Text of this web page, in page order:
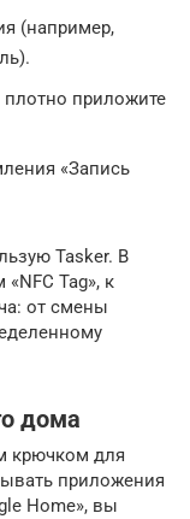
(например,
плотно приложите
«Запись
Tasker. В
Tag», к
от смены
дома
крючком для
приложения
Home», вы